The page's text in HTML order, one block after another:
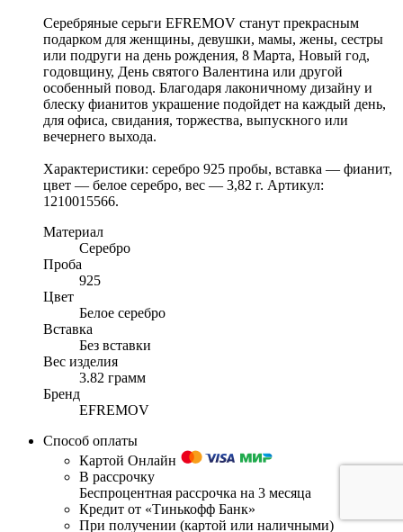
Серебряные серьги EFREMOV станут прекрасным
подарком для женщины, девушки, мамы, жены, сестры
или подруги на день рождения, 8 Марта, Новый год,
годовщину, День святого Валентина или другой
особенный повод. Благодаря лаконичному дизайну и
блеску фианитов украшение подойдет на каждый день,
для офиса, свидания, торжества, выпускного или
вечернего выхода.
Характеристики: серебро 925 пробы, вставка — фианит,
цвет — белое серебро, вес — 3,82 г. Артикул:
1210015566.
Материал
Серебро
Проба
925
Цвет
Белое серебро
Вставка
Без вставки
Вес изделия
3.82 грамм
Бренд
EFREMOV
Способ оплаты
Картой Онлайн
В рассрочку
Беспроцентная рассрочка на 3 месяца
Кредит от «Тинькофф Банк»
При получении (картой или наличными)